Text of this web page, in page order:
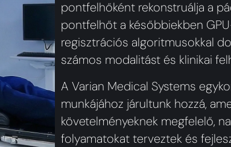
pontfelhőként rekonstruálja a
pontfelhőt a későbbiekben
regisztrációs algoritmusokkal
számos modalitást és klinikai
A Varian Medical Systems
munkájához járultunk hozzá,
követelményeknek megfelelő,
folyamatokat terveztek és